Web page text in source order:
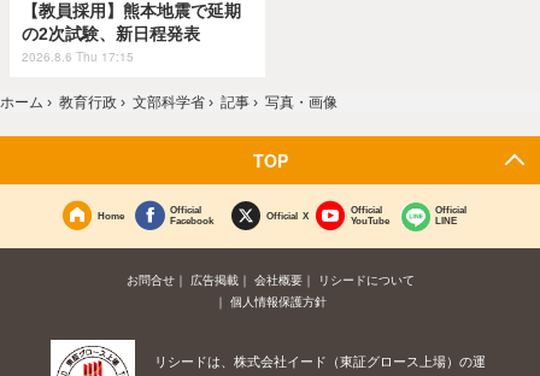
【教員採用】熊本地震で延期
の2次試験、新日程発表
2026.8.6 Thu 17:15
ホーム › 教育行政 › 文部科学省 › 記事 › 写真・画像
TOP
Home
Official
Facebook
Official X
Official
YouTube
Official
LINE
お問合せ 広告掲載 会社概要
リシードについて
個人情報保護方針
リシードは、株式会社イード（東証グロース上場）の運